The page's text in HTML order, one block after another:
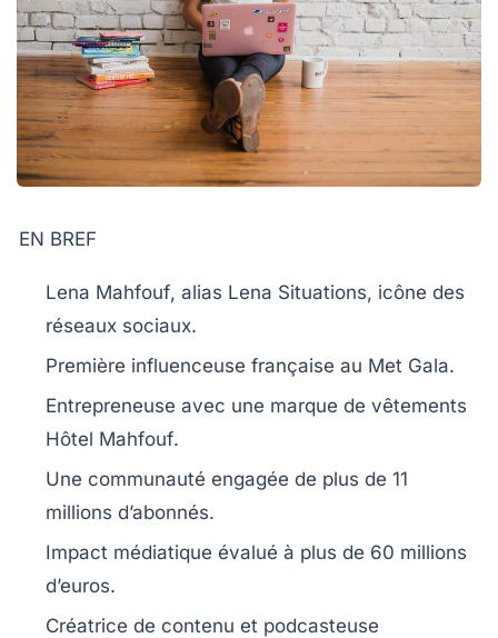
EN BREF
Lena Mahfouf, alias Lena Situations, icône des
réseaux sociaux.
Première influenceuse française au Met Gala.
Entrepreneuse avec une marque de vêtements
Hôtel Mahfouf.
Une communauté engagée de plus de 11
millions d’abonnés.
Impact médiatique évalué à plus de 60 millions
d’euros.
Créatrice de contenu et podcasteuse